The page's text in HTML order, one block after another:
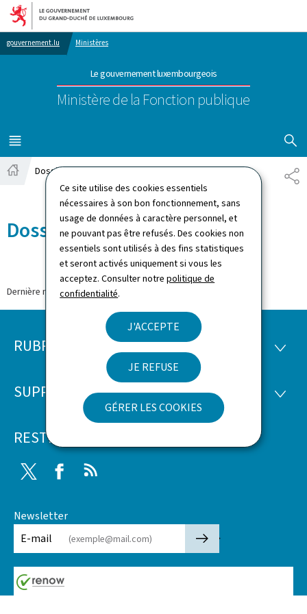
Ce site utilise des cookies essentiels
nécessaires à son bon fonctionnement, sans
usage de données à caractère personnel, et
ne pouvant pas être refusés. Des cookies non
essentiels sont utilisés à des fins statistiques
et seront activés uniquement si vous les
acceptez. Consulter notrepolitique de
confidentialité.
J'ACCEPTE
JE REFUSE
GÉRER LES COOKIES
Aller au menu principal
Aller au contenu
gouvernement.lu Ministères
Le gouvernement luxembourgeois
Ministère de la Fonction publique
MENU
PRINCIPAL
Dossiers
Dossiers
Dernière modification le13.09.2021
Pied
page
RUBRIQUES
SUPPORT
RESTEZ CONNECTÉ
Twitter Facebook
Newsletter
E-mail
🡒